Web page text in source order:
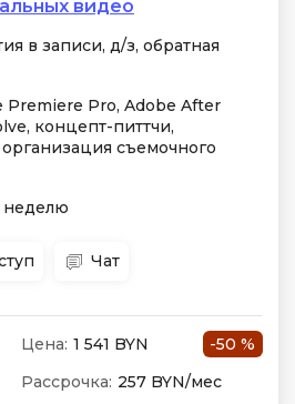
видео
в записи, д/з, обратная
Premiere Pro, Adobe After
концепт-питтчи,
съемочного
неделю
Чат
Цена: 1 541 BYN
-50 %
Рассрочка: 257 BYN/мес